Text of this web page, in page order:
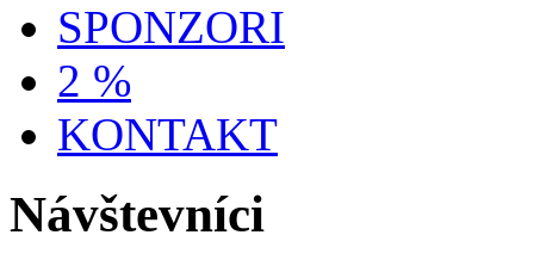
SPONZORI
2 %
KONTAKT
Návštevníci